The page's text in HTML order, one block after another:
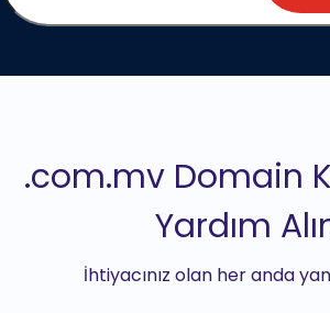
.com.mv Domain
Yardım
İhtiyacınız olan her anda